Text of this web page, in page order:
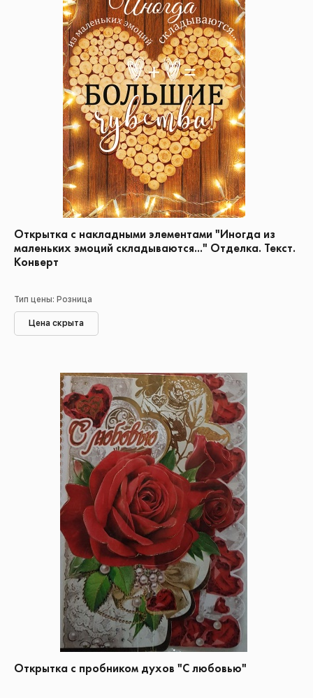
Открытка с накладными элементами "Иногда из
маленьких эмоций складываются..." Отделка. Текст.
Конверт
Тип цены: Розница
Цена скрыта
Открытка с пробником духов "С любовью"